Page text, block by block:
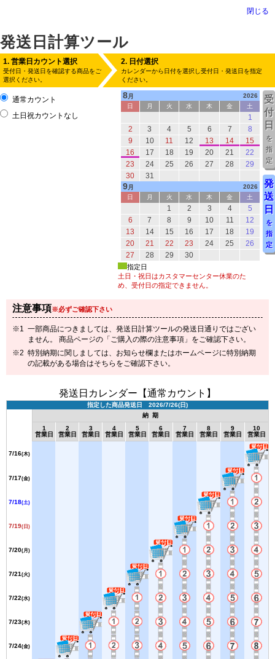
発送日計算ツール
閉じる
1. 営業日カウント選択
受付日・発送日を確認する商品をご
選択ください。
2. 日付選択
カレンダーから日付を選択し受付日・発送日を指定
ください。
通常カウント
土日祝カウントなし
8月
2026
日
月 火 水 木 金 土
1
2
3 4 5 6 7
8
9
10 11 12 13 14
15
16
17 18 19 20 21
22
23
24 25 26 27 28
29
30
31
9月
2026
日
月 火 水 木 金 土
1 2 3 4
5
6
7 8 9 10 11
12
13
14 15 16 17 18
19
20
21 22 23 24 25
26
27
28 29 30
指定日
土日・祝日はカスタマーセンター休業のた
め、受付日の指定できません。
受
付
日
を
指
定
発
送
日
を
指
定
注意事項※必ずご確認下さい
一部商品につきましては、発送日計算ツールの発送日通りではござい
ません。 商品ページの「ご購入の際の注意事項」をご確認下さい。
特別納期に関しましては、お知らせ欄またはホームページに特別納期
の記載がある場合はそちらをご確認下さい。
発送日カレンダー【通常カウント】
指定した商品発送日 2026/7/26(日)
納 期
1
営業日
2
営業日
3
営業日
4
営業日
5
営業日
6
営業日
7
営業日
8
営業日
9
営業日
10
営業日
7/16(木)
7/17(金)
7/18(土)
7/19(日)
7/20(月)
7/21 (火)
7/22(水)
7/23(木)
7/24(金)